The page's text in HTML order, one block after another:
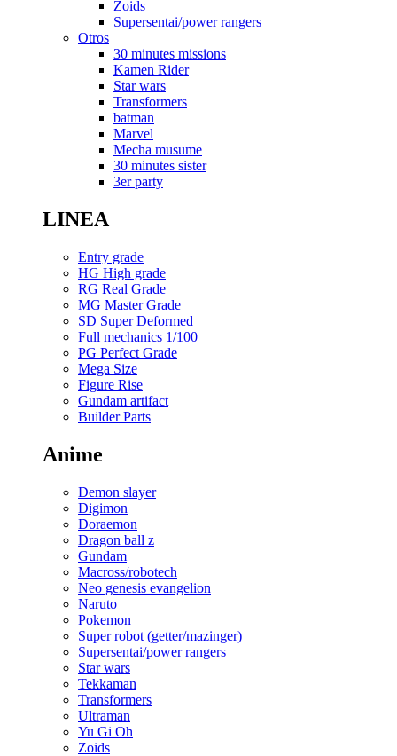
Zoids
Supersentai/power rangers
Otros
30 minutes missions
Kamen Rider
Star wars
Transformers
batman
Marvel
Mecha musume
30 minutes sister
3er party
LINEA
Entry grade
HG High grade
RG Real Grade
MG Master Grade
SD Super Deformed
Full mechanics 1/100
PG Perfect Grade
Mega Size
Figure Rise
Gundam artifact
Builder Parts
Anime
Demon slayer
Digimon
Doraemon
Dragon ball z
Gundam
Macross/robotech
Neo genesis evangelion
Naruto
Pokemon
Super robot (getter/mazinger)
Supersentai/power rangers
Star wars
Tekkaman
Transformers
Ultraman
Yu Gi Oh
Zoids